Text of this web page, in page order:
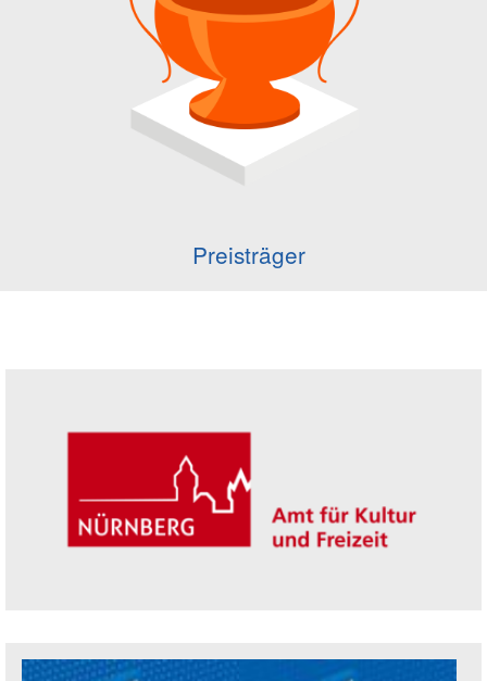
Preisträger